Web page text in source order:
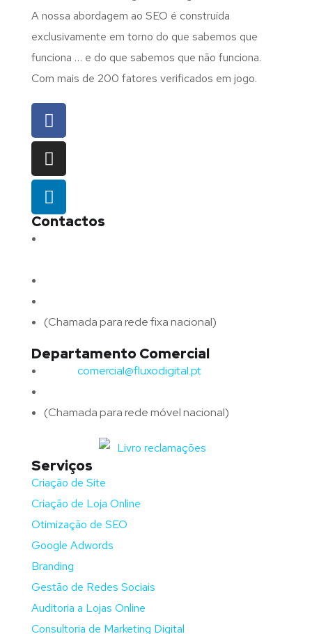
A nossa abordagem ao SEO é construída
exclusivamente em torno do que sabemos que
funciona … e do que sabemos que não funciona.
Com mais de 200 fatores verificados em jogo.
Contactos
(Chamada para rede fixa nacional)
Departamento Comercial
comercial@fluxodigital.pt
(Chamada para rede móvel nacional)
Serviços
Criação de Site
Criação de Loja Online
Otimização de SEO
Google Adwords
Branding
Gestão de Redes Sociais
Auditoria a Lojas Online
Consultoria de Marketing Digital